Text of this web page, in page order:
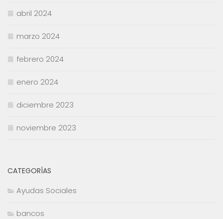
abril 2024
marzo 2024
febrero 2024
enero 2024
diciembre 2023
noviembre 2023
CATEGORÍAS
Ayudas Sociales
bancos